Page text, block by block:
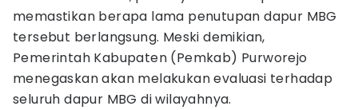
memastikan berapa lama penutupan dapur MBG
tersebut berlangsung. Meski demikian,
Pemerintah Kabupaten (Pemkab) Purworejo
menegaskan akan melakukan evaluasi terhadap
seluruh dapur MBG di wilayahnya.